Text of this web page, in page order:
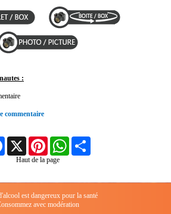
:
commentaire
FacebookX Pinterest WhatsApp
Haut de la page
est dangereux pour la santé
avec modération